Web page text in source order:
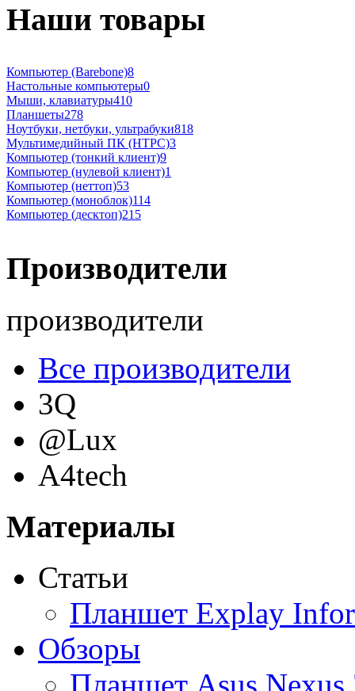
Наши товары
Компьютер (Barebone)8
Настольные компьютеры0
Мыши, клавиатуры410
Планшеты278
Ноутбуки, нетбуки, ультрабуки818
Мультимедийный ПК (HTPC)3
Компьютер (тонкий клиент)9
Компьютер (нулевой клиент)1
Компьютер (неттоп)53
Компьютер (моноблок)114
Компьютер (десктоп)215
Производители
производители
Все производители
3Q
@Lux
A4tech
Acme
Ainol
Altinet
Amazon
Материалы
Статьи
Планшет Explay
Обзоры